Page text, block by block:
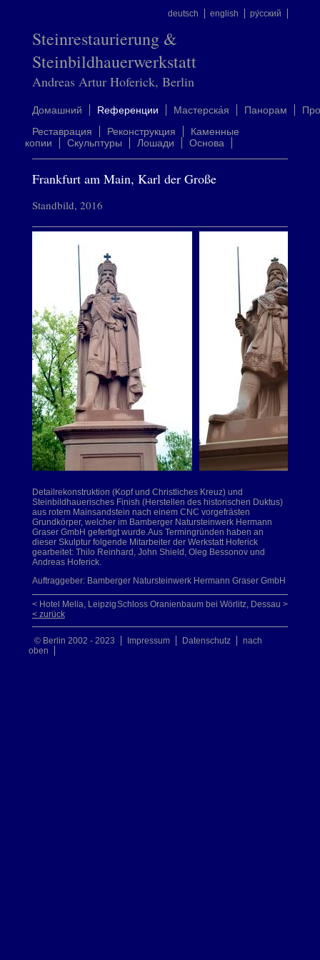
deutsch english ру́сский
Steinrestaurierung &
Steinbildhauerwerkstatt
Andreas Artur Hoferick, Berlin
Домашний Rеференции Mастерска́я Панорам
Реставрация
Реконструкция
Каменные
копии
Скульптуры Лошади Oснова
Frankfurt am Main, Karl der Große
Standbild, 2016
Detailrekonstruktion (Kopf und Christliches Kreuz) und
Steinbildhauerisches Finish (Herstellen des historischen Duktus)
aus rotem Mainsandstein nach einem CNC vorgefrästen
Grundkörper, welcher im Bamberger Natursteinwerk Hermann
Graser GmbH gefertigt wurde.Aus Termingründen haben an
dieser Skulptur folgende Mitarbeiter der Werkstatt Hoferick
gearbeitet: Thilo Reinhard, John Shield, Oleg Bessonov und
Andreas Hoferick.
Auftraggeber: Bamberger Natursteinwerk Hermann Graser GmbH
Schloss Oranienbaum bei Wörlitz, Dessau >
< Hotel Melia, Leipzig
< zurück
© Berlin 2002 - 2023 Impressum Datenschutz
nach
oben